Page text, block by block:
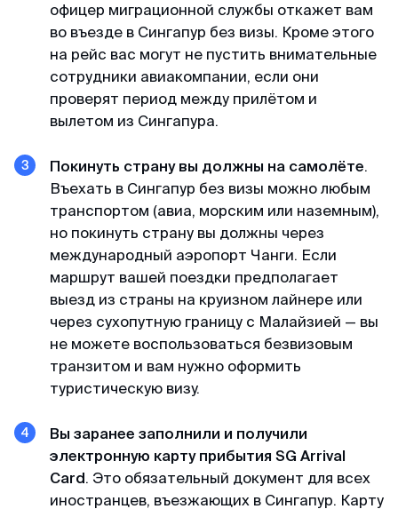
Доступные цены
Спасибо визовому центру за оперативную
работу и доступные цены) Подали заявку на
КЕТУ в Корею. Сотрудники центра проверили
все данные и фото, сами заполнили анкеты и
на следующий день нам уже направили
Гордей
Отзыв с Telegram · 2024
Меньше чем за день
Все не просто отлично, а даже потрясающе.
Не успел я опомниться, моя кета меньше чем
за день оказалась у меня) Отвечают в чат
быстро и вежливо, всем рекомендую!
Мария
Легко и просто
офицер миграционной службы откажет вам
во въезде в Сингапур без визы. Кроме этого
на рейс вас могут не пустить внимательные
сотрудники авиакомпании, если они
проверят период между прилётом и
вылетом из Сингапура.
Покинуть страну вы должны на самолёте.
Въехать в Сингапур без визы можно любым
транспортом (авиа, морским или наземным),
но покинуть страну вы должны через
международный аэропорт Чанги. Если
маршрут вашей поездки предполагает
выезд из страны на круизном лайнере или
через сухопутную границу с Малайзией — вы
не можете воспользоваться безвизовым
транзитом и вам нужно оформить
туристическую визу.
Вы заранее заполнили и получили
электронную карту прибытия SG Arrival
Card. Это обязательный документ для всех
иностранцев, въезжающих в Сингапур. Карту